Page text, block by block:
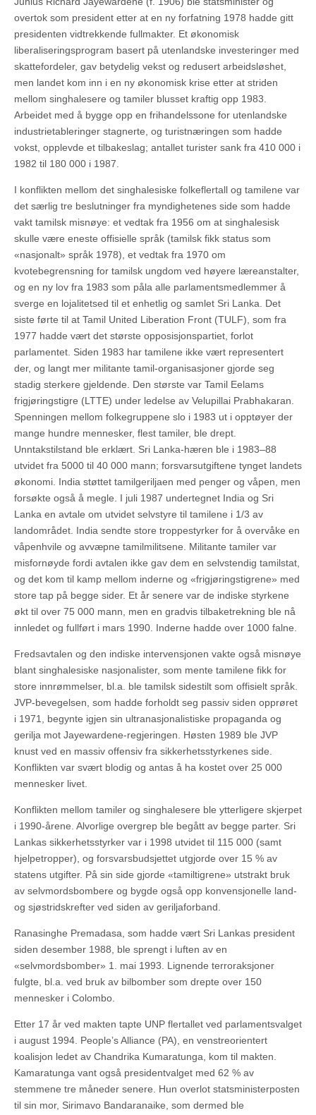
overtok som president etter at en ny forfatning 1978 hadde gitt
presidenten vidtrekkende fullmakter. Et økonomisk
liberaliseringsprogram basert på utenlandske investeringer med
skattefordeler, gav betydelig vekst og redusert arbeidsløshet,
men landet kom inn i en ny økonomisk krise etter at striden
mellom singhalesere og tamiler blusset kraftig opp 1983.
Arbeidet med å bygge opp en frihandelssone for utenlandske
industrietableringer stagnerte, og turistnæringen som hadde
vokst, opplevde et tilbakeslag; antallet turister sank fra 410 000 i
1982 til 180 000 i 1987.
I konflikten mellom det singhalesiske folkeflertall og tamilene var
det særlig tre beslutninger fra myndighetenes side som hadde
vakt tamilsk misnøye: et vedtak fra 1956 om at singhalesisk
skulle være eneste offisielle språk (tamilsk fikk status som
«nasjonalt» språk 1978), et vedtak fra 1970 om
kvotebegrensning for tamilsk ungdom ved høyere læreanstalter,
og en ny lov fra 1983 som påla alle parlamentsmedlemmer å
sverge en lojalitetsed til et enhetlig og samlet Sri Lanka. Det
siste førte til at Tamil United Liberation Front (TULF), som fra
1977 hadde vært det største opposisjonspartiet, forlot
parlamentet. Siden 1983 har tamilene ikke vært representert
der, og langt mer militante tamil-organisasjoner gjorde seg
stadig sterkere gjeldende. Den største var Tamil Eelams
frigjøringstigre (LTTE) under ledelse av Velupillai Prabhakaran.
Spenningen mellom folkegruppene slo i 1983 ut i opptøyer der
mange hundre mennesker, flest tamiler, ble drept.
Unntakstilstand ble erklært. Sri Lanka-hæren ble i 1983–88
utvidet fra 5000 til 40 000 mann; forsvarsutgiftene tynget landets
økonomi. India støttet tamilgeriljaen med penger og våpen, men
forsøkte også å megle. I juli 1987 undertegnet India og Sri
Lanka en avtale om utvidet selvstyre til tamilene i 1/3 av
landområdet. India sendte store troppestyrker for å overvåke en
våpenhvile og avvæpne tamilmilitsene. Militante tamiler var
misfornøyde fordi avtalen ikke gav dem en selvstendig tamilstat,
og det kom til kamp mellom inderne og «frigjøringstigrene» med
store tap på begge sider. Et år senere var de indiske styrkene
økt til over 75 000 mann, men en gradvis tilbaketrekning ble nå
innledet og fullført i mars 1990. Inderne hadde over 1000 falne.
Fredsavtalen og den indiske intervensjonen vakte også misnøye
blant singhalesiske nasjonalister, som mente tamilene fikk for
store innrømmelser, bl.a. ble tamilsk sidestilt som offisielt språk.
JVP-bevegelsen, som hadde forholdt seg passiv siden opprøret
i 1971, begynte igjen sin ultranasjonalistiske propaganda og
gerilja mot Jayewardene-regjeringen. Høsten 1989 ble JVP
knust ved en massiv offensiv fra sikkerhetsstyrkenes side.
Konflikten var svært blodig og antas å ha kostet over 25 000
mennesker livet.
Konflikten mellom tamiler og singhalesere ble ytterligere skjerpet
i 1990-årene. Alvorlige overgrep ble begått av begge parter. Sri
Lankas sikkerhetsstyrker var i 1998 utvidet til 115 000 (samt
hjelpetropper), og forsvarsbudsjettet utgjorde over 15 % av
statens utgifter. På sin side gjorde «tamiltigrene» utstrakt bruk
av selvmordsbombere og bygde også opp konvensjonelle land-
og sjøstridskrefter ved siden av geriljaforband.
Ranasinghe Premadasa, som hadde vært Sri Lankas president
siden desember 1988, ble sprengt i luften av en
«selvmordsbomber» 1. mai 1993. Lignende terroraksjoner
fulgte, bl.a. ved bruk av bilbomber som drepte over 150
mennesker i Colombo.
Etter 17 år ved makten tapte UNP flertallet ved parlamentsvalget
i august 1994. People’s Alliance (PA), en venstreorientert
koalisjon ledet av Chandrika Kumaratunga, kom til makten.
Kamaratunga vant også presidentvalget med 62 % av
stemmene tre måneder senere. Hun overlot statsministerposten
til sin mor, Sirimavo Bandaranaike, som dermed ble